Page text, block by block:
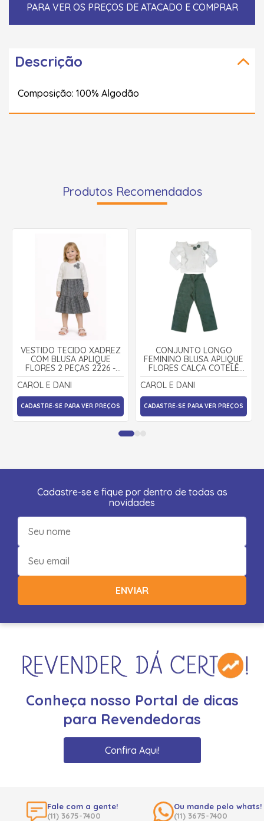
PARA VER OS PREÇOS DE ATACADO E COMPRAR
Descrição
Composição: 100% Algodão
Produtos Recomendados
VESTIDO TECIDO XADREZ
COM BLUSA APLIQUE
FLORES 2 PEÇAS 2226 -
CAROL E DANI
CAROL E DANI
CADASTRE-SE PARA VER PREÇOS
CONJUNTO LONGO
FEMININO BLUSA APLIQUE
FLORES CALÇA COTELÊ
2203 - CAROL E DANI
CAROL E DANI
CADASTRE-SE PARA VER PREÇOS
Cadastre-se e fique por dentro de todas as
novidades
ENVIAR
Conheça nosso Portal de dicas
para Revendedoras
Confira Aqui!
Fale com a gente!
(11) 3675-7400
Ou mande pelo whats!
(11) 3675-7400